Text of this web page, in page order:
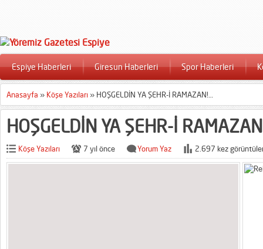
Espiye Haberleri Giresun Haberleri Spor Haberleri
Anasayfa » Köşe Yazıları » HOŞGELDİN YA ŞEHR-İ RAMAZAN!…
HOŞGELDİN YA ŞEHR-İ
Köşe Yazıları 7 yıl önce Yorum Yaz 2.697 kez